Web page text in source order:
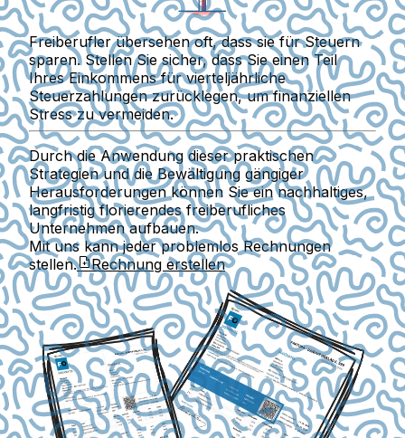
Freiberufler übersehen oft, dass sie für Steuern
sparen. Stellen Sie sicher, dass Sie einen Teil
Ihres Einkommens für vierteljährliche
Steuerzahlungen zurücklegen, um finanziellen
Stress zu vermeiden.
Durch die Anwendung dieser praktischen
Strategien und die Bewältigung gängiger
Herausforderungen können Sie ein nachhaltiges,
langfristig florierendes freiberufliches
Unternehmen aufbauen.
Mit uns kann jeder problemlos Rechnungen
stellen.
Rechnung erstellen